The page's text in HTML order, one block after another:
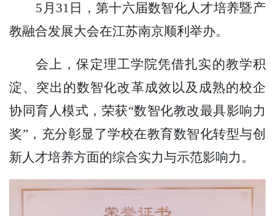
5月31日，第十六届数智化人才培养暨产
教融合发展大会在江苏南京顺利举办。
会上，保定理工学院凭借扎实的教学积
淀、突出的数智化改革成效以及成熟的校企
协同育人模式，荣获“数智化教改最具影响力
奖”，充分彰显了学校在教育数智化转型与创
新人才培养方面的综合实力与示范影响力。